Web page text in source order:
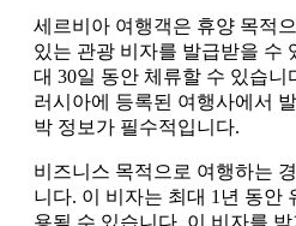
세르비아 여행객은 휴양 목적
있는 관광 비자를 발급받을 수
대 30일 동안 체류할 수 있습니
러시아에 등록된 여행사에서
박 정보가 필수적입니다.
비즈니스 목적으로 여행하는
니다. 이 비자는 최대 1년 동안
용될 수 있습니다. 이 비자를